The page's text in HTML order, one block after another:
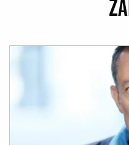
Raporty i Prezentacje BNP